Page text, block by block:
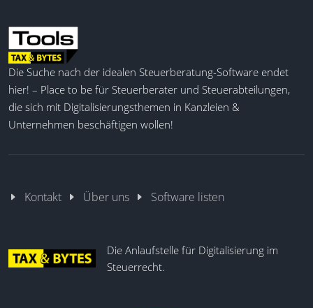
Die Suche nach der idealen Steuerberatung-Software endet
hier! – Place to be für Steuerberater und Steuerabteilungen,
die sich mit Digitalisierungsthemen in Kanzleien &
Unternehmen beschäftigen wollen!
Kontakt Über uns Software listen
Die Anlaufstelle für Digitalisierung im
Steuerrecht.